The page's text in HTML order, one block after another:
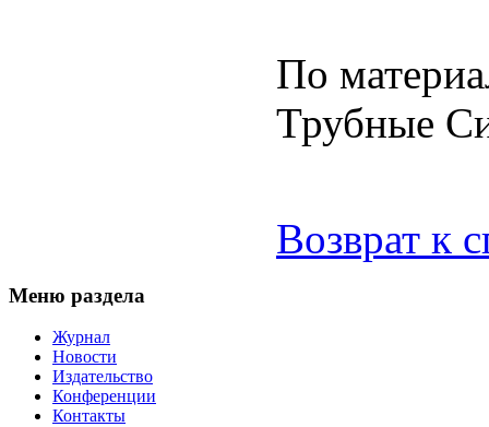
По
Трубные
Возврат к
Меню раздела
Журнал
Новости
Издательство
Конференции
Контакты